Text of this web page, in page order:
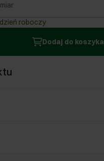
roboczy
Dodaj do koszyka